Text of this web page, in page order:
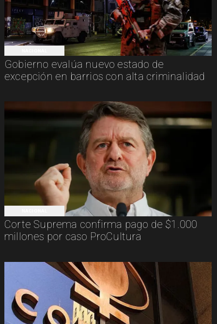
Gobierno evalúa nuevo estado de
excepción en barrios con alta criminalidad
Corte Suprema confirma pago de $1.000
millones por caso ProCultura